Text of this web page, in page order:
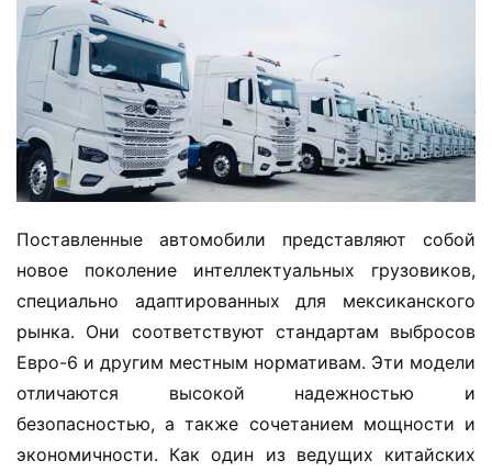
Поставленные автомобили представляют собой
новое поколение интеллектуальных грузовиков,
специально адаптированных для мексиканского
рынка. Они соответствуют стандартам выбросов
Евро-6 и другим местным нормативам. Эти модели
отличаются высокой надежностью и
безопасностью, а также сочетанием мощности и
экономичности. Как один из ведущих китайских